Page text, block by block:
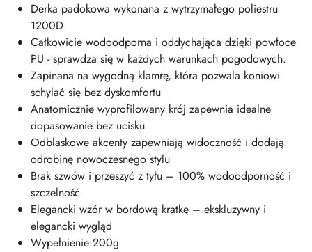
Derka padokowa wykonana z wytrzymałego poliestru
1200D.
Całkowicie wodoodporna i oddychająca dzięki powłoce
PU - sprawdza się w każdych warunkach pogodowych.
Zapinana na wygodną klamrę, która pozwala koniowi
schylać się bez dyskomfortu
Anatomicznie wyprofilowany krój zapewnia idealne
dopasowanie bez ucisku
Odblaskowe akcenty zapewniają widoczność i dodają
odrobinę nowoczesnego stylu
Brak szwów i przeszyć z tyłu – 100% wodoodporność i
szczelność
Elegancki wzór w bordową kratkę – ekskluzywny i
elegancki wygląd
Wypełnienie:200g